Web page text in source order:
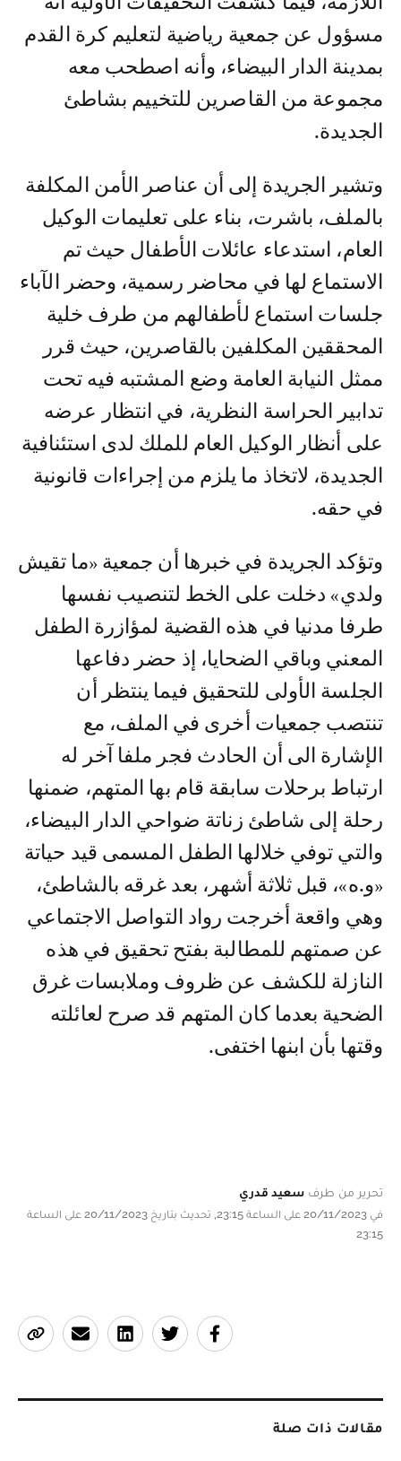
مسؤول عن جمعية رياضية لتعليم كرة القدم
بمدينة الدار البيضاء، وأنه اصطحب معه
مجموعة من القاصرين للتخييم بشاطئ
الجديدة.
وتشير الجريدة إلى أن عناصر الأمن المكلفة
بالملف، باشرت، بناء على تعليمات الوكيل
العام، استدعاء عائلات الأطفال حيث تم
الاستماع لها في محاضر رسمية، وحضر الآباء
جلسات استماع لأطفالهم من طرف خلية
المحققين المكلفين بالقاصرين، حيث قرر
ممثل النيابة العامة وضع المشتبه فيه تحت
تدابير الحراسة النظرية، في انتظار عرضه
على أنظار الوكيل العام للملك لدى استئنافية
الجديدة، لاتخاذ ما يلزم من إجراءات قانونية
في حقه.
وتؤكد الجريدة في خبرها أن جمعية «ما تقيش
ولدي» دخلت على الخط لتنصيب نفسها
طرفا مدنيا في هذه القضية لمؤازرة الطفل
المعني وباقي الضحايا، إذ حضر دفاعها
الجلسة الأولى للتحقيق فيما ينتظر أن
تنتصب جمعيات أخرى في الملف، مع
الإشارة الى أن الحادث فجر ملفا آخر له
ارتباط برحلات سابقة قام بها المتهم، ضمنها
رحلة إلى شاطئ زناتة ضواحي الدار البيضاء،
والتي توفي خلالها الطفل المسمى قيد حياتة
«و.ه»، قبل ثلاثة أشهر، بعد غرقه بالشاطئ،
وهي واقعة أخرجت رواد التواصل الاجتماعي
عن صمتهم للمطالبة بفتح تحقيق في هذه
النازلة للكشف عن ظروف وملابسات غرق
الضحية بعدما كان المتهم قد صرح لعائلته
وقتها بأن ابنها اختفى.
تحرير من طرف سعيد قدري
في 20/11/2023 على الساعة 23:15, تحديث بتاريخ 20/11/2023 على الساعة
23:15
مقالات ذات صلة